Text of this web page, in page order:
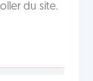
du site.